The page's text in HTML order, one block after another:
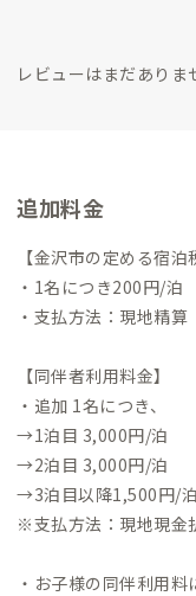
レビューはまだありま
追加料金
【金沢市の定める宿泊
・1名につき200円/泊
・支払方法：現地精算
【同伴者利用料金】
・追加 1名につき、
→1泊目 3,000円/泊
→2泊目 3,000円/泊
→3泊目以降1,500円/泊
※支払方法：現地現金
・お子様の同伴利用料